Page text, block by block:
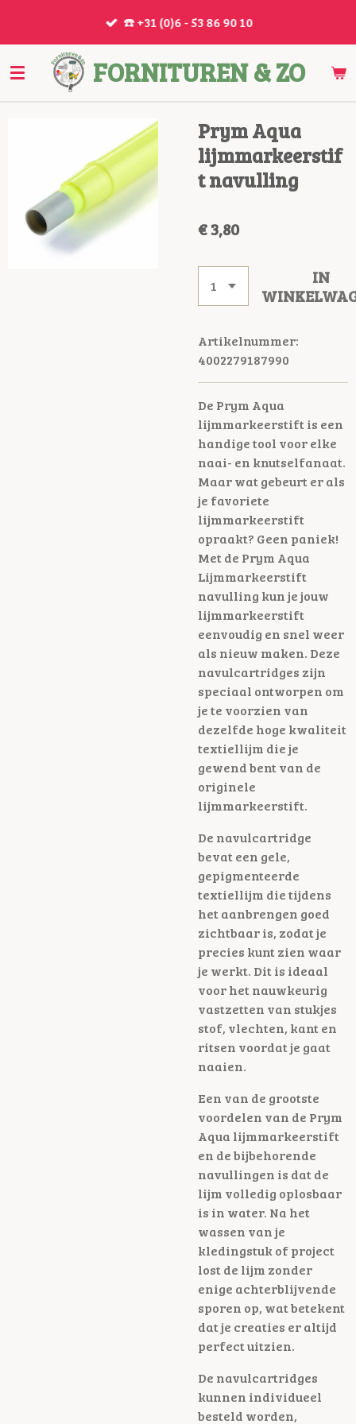
de
hoofdinhoud
FORNITUREN & ZO
☎️ +31 (0)6 - 53 86 90 10
Prym Aqua
lijmmarkeerstif
t navulling
€ 3,80
IN
Artikelnummer:
4002279187990
De Prym Aqua
lijmmarkeerstift is een
handige tool voor elke
naai- en knutselfanaat.
Maar wat gebeurt er als
je favoriete
lijmmarkeerstift
opraakt? Geen paniek!
Met de Prym Aqua
Lijmmarkeerstift
navulling kun je jouw
lijmmarkeerstift
eenvoudig en snel weer
als nieuw maken. Deze
navulcartridges zijn
speciaal ontworpen om
je te voorzien van
dezelfde hoge kwaliteit
textiellijm die je
gewend bent van de
originele
lijmmarkeerstift.
De navulcartridge
bevat een gele,
gepigmenteerde
textiellijm die tijdens
het aanbrengen goed
zichtbaar is, zodat je
precies kunt zien waar
je werkt. Dit is ideaal
voor het nauwkeurig
vastzetten van stukjes
stof, vlechten, kant en
ritsen voordat je gaat
naaien.
Een van de grootste
voordelen van de Prym
Aqua lijmmarkeerstift
en de bijbehorende
navullingen is dat de
lijm volledig oplosbaar
is in water. Na het
wassen van je
kledingstuk of project
lost de lijm zonder
enige achterblijvende
sporen op, wat betekent
dat je creaties er altijd
perfect uitzien.
De navulcartridges
kunnen individueel
besteld worden,